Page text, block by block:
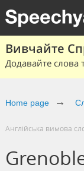
Вивчайте
Додавайте слова
Home page
Англійська вимова